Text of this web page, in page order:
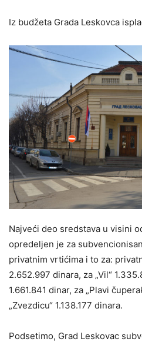
Iz budžeta Grada Leskovca
Najveći deo sredstava u visini
opredeljen je za
privatnim vrtićima i to za:
2.652.997 dinara, za „Vil“
1.661.841 dinar, za „Plavi
„Zvezdicu“ 1.138.177 dinara.
Podsetimo, Grad Leskovac